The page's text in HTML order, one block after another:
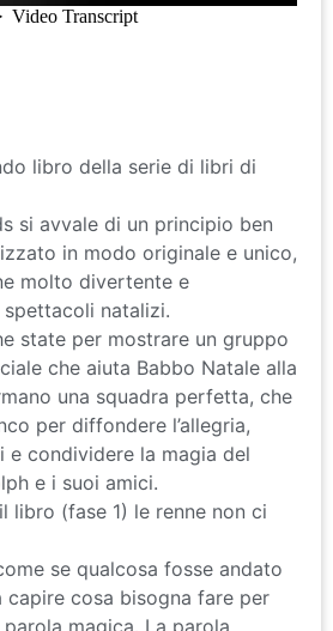
libro della serie di libri di
si avvale di un principio ben
in modo originale e unico,
molto divertente e
natalizi.
state per mostrare un gruppo
che aiuta Babbo Natale alla
una squadra perfetta, che
per diffondere l’allegria,
e condividere la magia del
e i suoi amici.
libro (fase 1) le renne non ci
se qualcosa fosse andato
capire cosa bisogna fare per
magica. La parola